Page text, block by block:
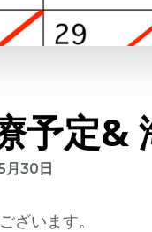
予定&
30日
ざいます。